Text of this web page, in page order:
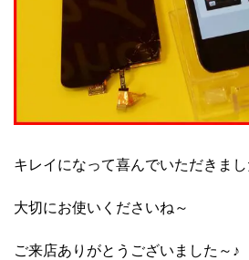
キレイになって喜んでいただきま
大切にお使いくださいね～
ご来店ありがとうございました～♪